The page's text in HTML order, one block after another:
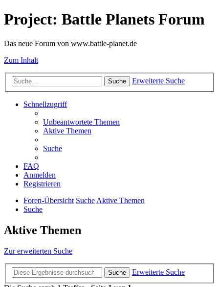
Project: Battle Planets Forum
Das neue Forum von www.battle-planet.de
Zum Inhalt
Suche Erweiterte Suche
Schnellzugriff
Unbeantwortete Themen
Aktive Themen
Suche
FAQ
Anmelden
Registrieren
Foren-Übersicht SucheAktive Themen
Suche
Aktive Themen
Zur erweiterten Suche
Suche
Erweiterte Suche